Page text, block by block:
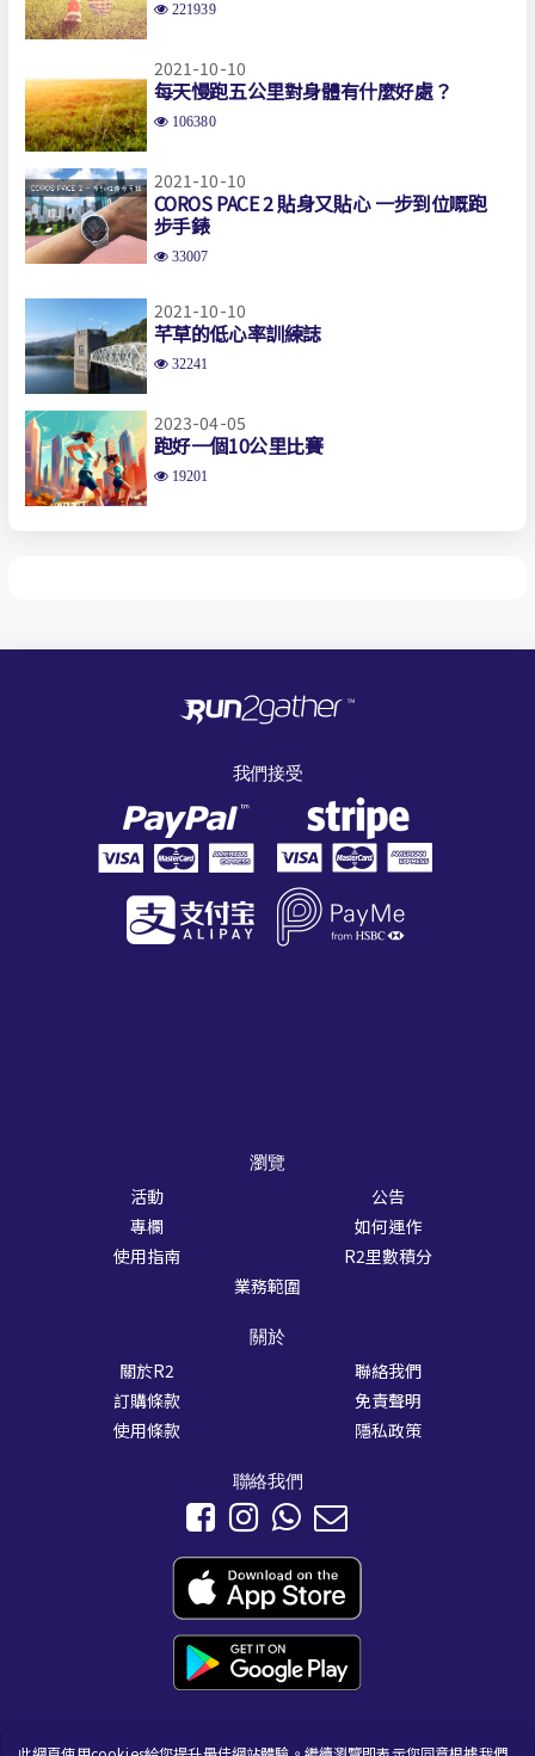
221939
2021-10-10
每天慢跑五公里對身體有什麼好處？
106380
2021-10-10
COROS PACE 2 貼身又貼心 一步到位嘅跑
步手錶
33007
2021-10-10
芊草的低心率訓練誌
32241
2023-04-05
跑好一個10公里比賽
19201
我們接受
瀏覽
活動
公告
專欄
如何運作
使用指南
R2里數積分
業務範圍
關於
關於R2
聯絡我們
訂購條款
免責聲明
使用條款
隱私政策
聯絡我們